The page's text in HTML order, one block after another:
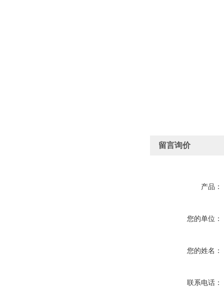
留言询价
产品：
您的单位：
您的姓名：
联系电话：